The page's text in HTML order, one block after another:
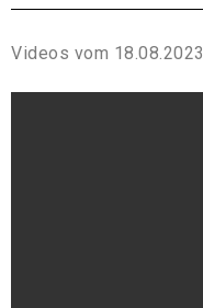
Videos vom 18.08.2023